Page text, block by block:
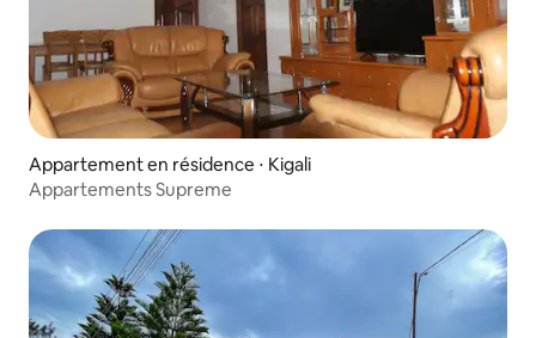
Appartement en résidence ⋅ Kigali
Appartements Supreme